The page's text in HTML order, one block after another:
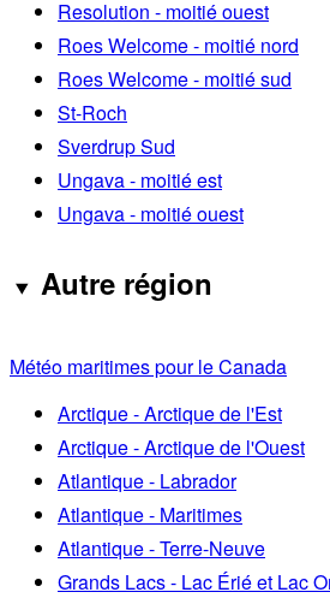
Resolution - moitié ouest
Roes Welcome - moitié nord
Roes Welcome - moitié sud
St-Roch
Sverdrup Sud
Ungava - moitié est
Ungava - moitié ouest
Autre région
Météo maritimes pour le Canada
Arctique - Arctique de l'Est
Arctique - Arctique de l'Ouest
Atlantique - Labrador
Atlantique - Maritimes
Atlantique - Terre-Neuve
Grands Lacs - Lac Érié et Lac